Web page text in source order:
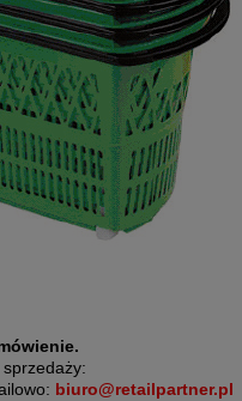
sprzedaży:
biuro@retailpartner.pl